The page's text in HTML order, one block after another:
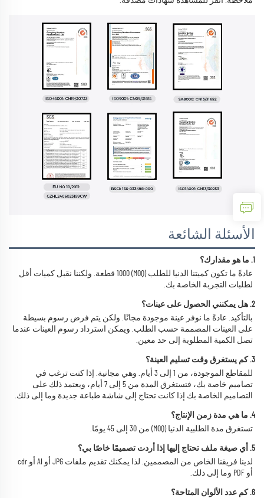
الأسئلة الشائعة
1. ما هو مقدارك؟
لطلبات التجربة الخاصة بك.
2. هل يمكنني الحصول على عينات؟
تصل الكمية المطلوبة إلى حد معين.
3. كم يستغرق وقت تسليم العينة؟
التصاميم الخاصة بك إذا كانت تحتاج إلى شاشة طباعة جديدة وما إلى ذلك.
4. ما هي مدة زمن الإنتاج؟
تستغرق مدة الطلبية الدنيا (MOQ) من 30 إلى 45 يومًا.
5. أي صيغة ملف تحتاج إليها إذا أردت تصميمًا خاصًا بي؟
أو PDF وما إلى ذلك.
6. كم عدد الألوان المتاحة؟